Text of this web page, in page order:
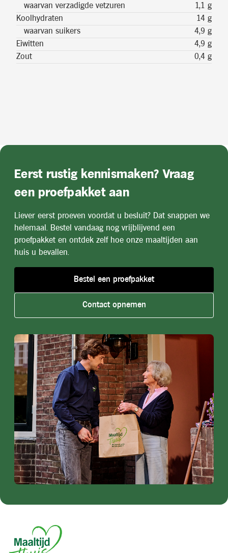
waarvan verzadigde vetzuren
1,1 g
Koolhydraten
14 g
waarvan suikers
4,9 g
Eiwitten
4,9 g
Zout
0,4 g
Eerst rustig kennismaken? Vraag
een proefpakket aan
Liever eerst proeven voordat u besluit? Dat snappen we
helemaal. Bestel vandaag nog vrijblijvend een
proefpakket en ontdek zelf hoe onze maaltijden aan
huis u bevallen.
Bestel een proefpakket
Contact opnemen